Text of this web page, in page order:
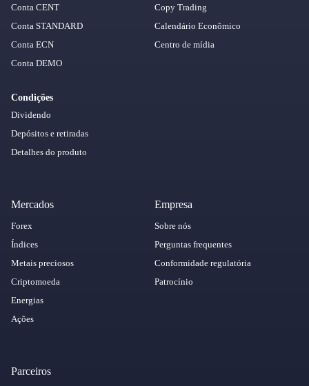
Conta CENT
Conta STANDARD
Conta ECN
Conta DEMO
Condições
Dividendo
Depósitos e retiradas
Detalhes do produto
Copy Trading
Calendário Econômico
Centro de mídia
Mercados
Forex
Índices
Metais preciosos
Criptomoeda
Energias
Ações
Empresa
Sobre nós
Perguntas frequentes
Conformidade regulatória
Patrocínio
Parceiros